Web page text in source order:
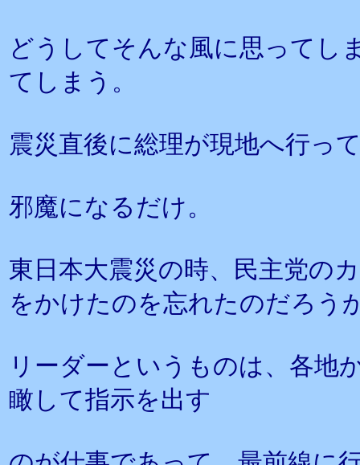
どうしてそんな風に思ってし
てしまう。
震災直後に総理が現地へ行っ
邪魔になるだけ。
東日本大震災の時、民主党の
をかけたのを忘れたのだろう
リーダーというものは、各地
瞰して指示を出す